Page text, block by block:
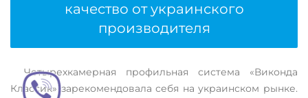
качество от украинского
производителя
Четырехкамерная профильная система «Виконда
Классик» зарекомендовала себя на украинском рынке.